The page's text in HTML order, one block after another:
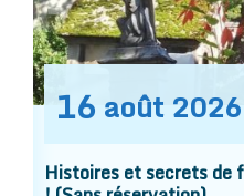
16 août 2026
Histoires et secrets de